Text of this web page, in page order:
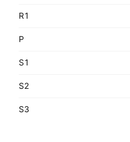
R1
P
S1
S2
S3